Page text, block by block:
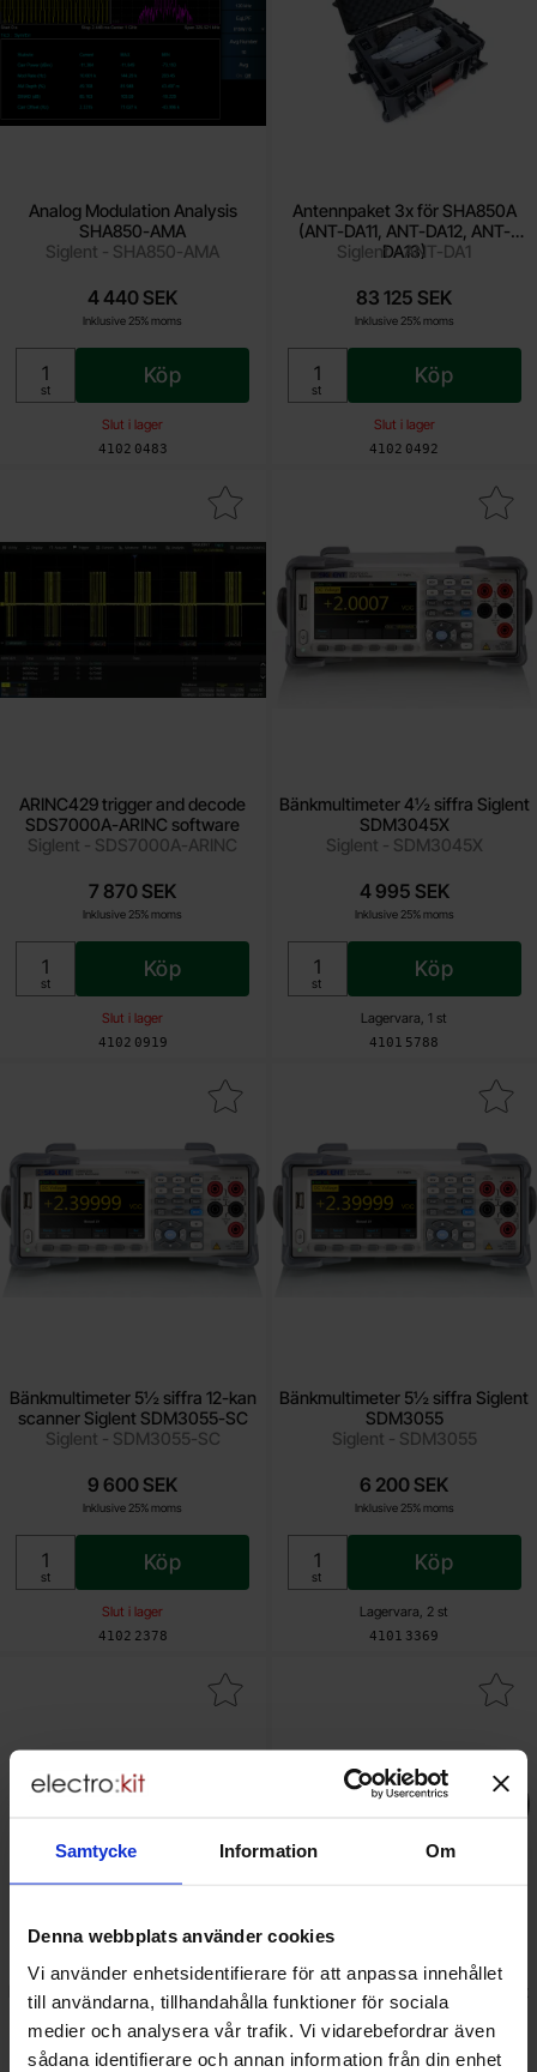
Samtycke Information Om
Denna webbplats använder cookies
Vi använder enhetsidentifierare för att anpassa innehållet
till användarna, tillhandahålla funktioner för sociala
medier och analysera vår trafik. Vi vidarebefordrar även
sådana identifierare och annan information från din enhet
Analog Modulation Analysis
SHA850-AMA
Siglent - SHA850-AMA
Art. nr
4102 0483
Slut i lager
4 440 SEK
Inklusive 25% moms
Enhet:
st
Köp
Antennpaket 3x för SHA850A
(ANT-DA11, ANT-DA12, ANT-
DA13)
Siglent - ANT-DA1
Art. nr
4102 0492
Slut i lager
83 125 SEK
Inklusive 25% moms
Enhet:
st
Köp
ARINC429 trigger and decode
SDS7000A-ARINC software
Siglent - SDS7000A-ARINC
Art. nr
4102 0919
Slut i lager
7 870 SEK
Inklusive 25% moms
Enhet:
st
Köp
trigger and decode SDS7000A-ARINC software som
Bänkmultimeter 4½ siffra Siglent
SDM3045X
Siglent - SDM3045X
Art. nr
4101 5788
Lagervara, 1 st
4 995 SEK
Inklusive 25% moms
Enhet:
st
Köp
Makera bänkmultimeter 4½ siffra
Bänkmultimeter 5½ siffra 12-kan
scanner Siglent SDM3055-SC
Siglent - SDM3055-SC
Art. nr
4102 2378
Slut i lager
9 600 SEK
Inklusive 25% moms
Enhet:
st
Köp
5½ siffra 12-kan scanner Siglent SDM3055-SC som
Bänkmultimeter 5½ siffra Siglent
SDM3055
Siglent - SDM3055
Art. nr
4101 3369
Lagervara, 2 st
6 200 SEK
Inklusive 25% moms
Enhet:
st
Köp
Makera bänkmultimeter 5½ siffra
Bänkmultimeter 5½ siffra Siglent
SDM4055A
Siglent - SDM4055A
bänkmultimeter 5½ siffra Siglent SDM4055A som favorit
Bänkmultimeter 5½ siffra Siglent
SDM4055A + 12-kan scanner
Siglent - SDM4055A-SC
Makera bänkmultimeter 5½ siffra Siglent